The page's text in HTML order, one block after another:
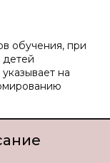
обучения, при
на